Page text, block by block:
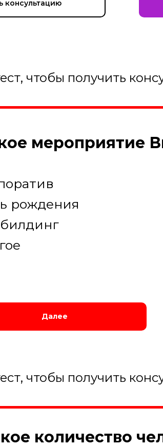
консультацию
рождения
Далее
чтобы получить
мероприятие
чтобы получить
количество